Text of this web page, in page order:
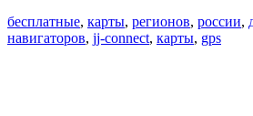
бесплатные, карты, регионов, россии,
навигаторов, jj-connect, карты, gps